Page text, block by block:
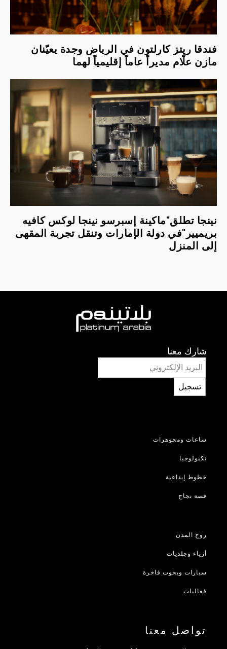
فندقا ريتز كارلتون في الرياض وجدة يعيّنان
مازن علّام مديراً عاماً إقليمياً لهما
نينجا تطلق"ماكينة إسبرسو نينجا لوكس كافيه
بريميير"في دولة الإمارات وتنقل تجربة المقهى
إلى المنزل
شارك معنا
تسجيل
ساعات ومجوهرات
تكنولوجيا
خطوط إبداعية
قصة نجاح
روح المدن
أزياء وجلديات
سيارات ويخوت فاخرة
فعاليات
تواصل معنا